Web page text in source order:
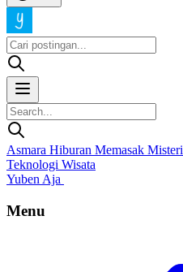
Asmara Hiburan Memasak Misteri
Teknologi Wisata
Yuben Aja
Menu